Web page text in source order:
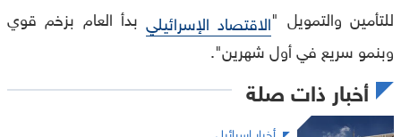
للتأمين والتمويل "الاقتصاد الإسرائيلي بدأ العام بزخم قوي
وبنمو سريع في أول شهرين".
أخبار ذات صلة
أخبار إسرائيل